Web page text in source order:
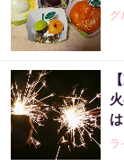
グ
ラ